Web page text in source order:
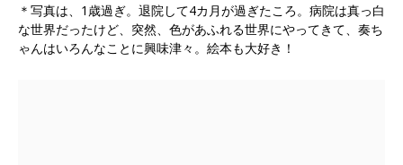
＊写真は、1歳過ぎ。退院して4カ月が過ぎたころ。病院は真っ白
な世界だったけど、突然、色があふれる世界にやってきて、奏ち
ゃんはいろんなことに興味津々。絵本も大好き！